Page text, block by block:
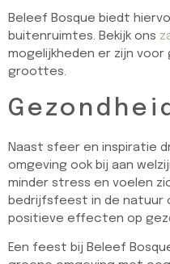
Beleef Bosque biedt
buitenruimtes. Bekijk ons
mogelijkheden er zijn
groottes.
Naast sfeer en inspiratie
omgeving ook bij aan
minder stress en voelen
bedrijfsfeest in de natuur
positieve effecten op
Een feest bij Beleef